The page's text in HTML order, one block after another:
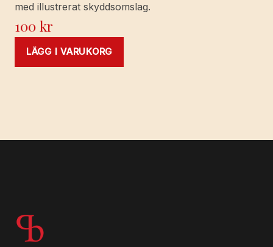
med illustrerat skyddsomslag.
100kr
LÄGG I VARUKORG